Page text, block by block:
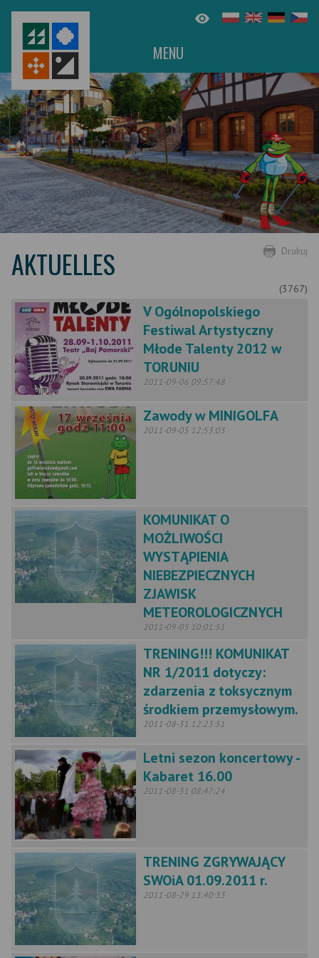
MENU
Drukuj
AKTUELLES
(3767)
V Ogólnopolskiego
Festiwal Artystyczny
Młode Talenty 2012 w
TORUNIU
2011-09-06 09:57:48
Zawody w MINIGOLFA
2011-09-05 12:53:03
KOMUNIKAT O
MOŻLIWOŚCI
WYSTĄPIENIA
NIEBEZPIECZNYCH
ZJAWISK
METEOROLOGICZNYCH
2011-09-05 10:01:51
TRENING!!! KOMUNIKAT
NR 1/2011 dotyczy:
zdarzenia z toksycznym
środkiem przemysłowym.
2011-08-31 12:23:51
Letni sezon koncertowy -
Kabaret 16.00
2011-08-31 08:47:24
TRENING ZGRYWAJĄCY
SWOiA 01.09.2011 r.
2011-08-29 13:40:33